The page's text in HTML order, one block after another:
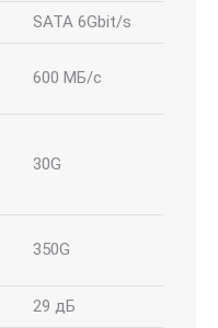
SATA 6Gbit/s
600 МБ/с
30G
350G
29 дБ